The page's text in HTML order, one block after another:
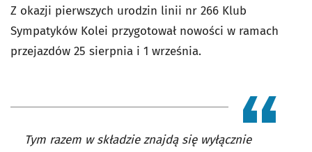
Z okazji pierwszych urodzin linii nr 266 Klub
Sympatyków Kolei przygotował nowości w ramach
przejazdów 25 sierpnia i 1 września.
Tym razem w składzie znajdą się wyłącznie